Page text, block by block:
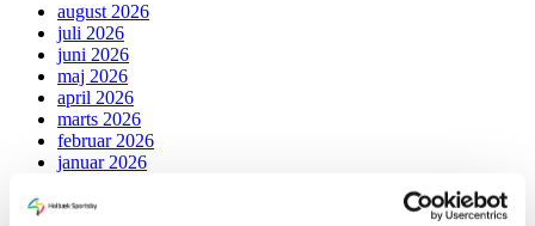
august 2026
juli 2026
juni 2026
maj 2026
april 2026
marts 2026
februar 2026
januar 2026
oktober 2025